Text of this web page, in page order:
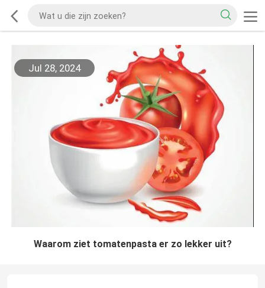
Jul 28, 2024
Waarom ziet tomatenpasta er zo lekker uit?